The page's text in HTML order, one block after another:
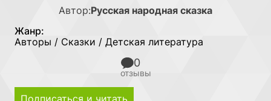
Автор:Русская народная сказка
Жанр:
Авторы / Сказки / Детская литература
0
отзывы